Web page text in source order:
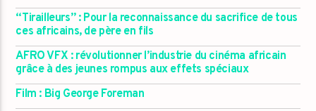
“Tirailleurs” : Pour la reconnaissance du sacrifice de tous
ces africains, de père en fils
AFRO VFX : révolutionner l’industrie du cinéma africain
grâce à des jeunes rompus aux effets spéciaux
Film : Big George Foreman